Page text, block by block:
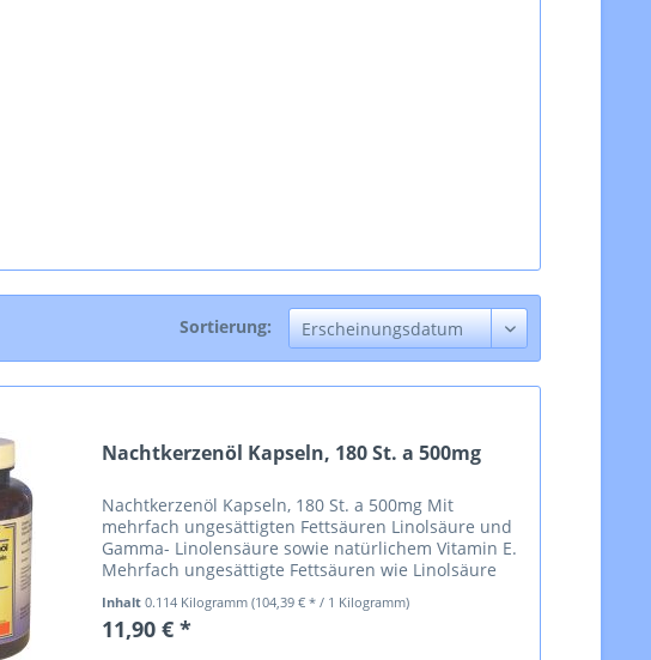
Sortierung:
Nachtkerzenöl Kapseln, 180 St. a 500mg
Nachtkerzenöl Kapseln, 180 St. a 500mg Mit
mehrfach ungesättigten Fettsäuren Linolsäure und
Gamma- Linolensäure sowie natürlichem Vitamin E.
Mehrfach ungesättigte Fettsäuren wie Linolsäure
wertvoll...
Inhalt0.114 Kilogramm(104,39 € * / 1 Kilogramm)
11,90 € *